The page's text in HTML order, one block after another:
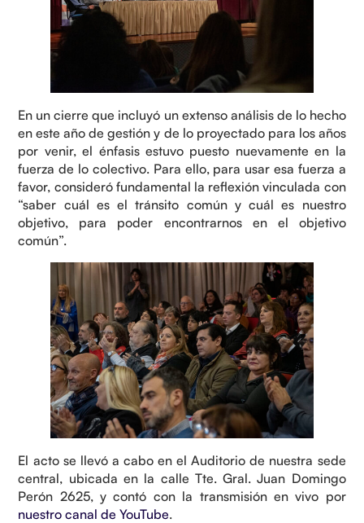
En un cierre que incluyó un extenso análisis de lo hecho
en este año de gestión y de lo proyectado para los años
por venir, el énfasis estuvo puesto nuevamente en la
fuerza de lo colectivo. Para ello, para usar esa fuerza a
favor, consideró fundamental la reflexión vinculada con
“saber cuál es el tránsito común y cuál es nuestro
objetivo, para poder encontrarnos en el objetivo
común”.
El acto se llevó a cabo en el Auditorio de nuestra sede
central, ubicada en la calle Tte. Gral. Juan Domingo
Perón 2625, y contó con la transmisión en vivo por
nuestro canal de YouTube.